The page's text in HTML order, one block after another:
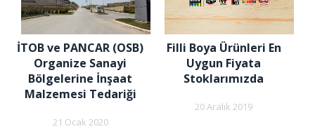
İTOB ve PANCAR (OSB)
Organize Sanayi
Bölgelerine İnşaat
Malzemesi Tedariği
21 Ocak 2020
Filli Boya Ürünleri En
Uygun Fiyata
Stoklarımızda
20 Aralık 2019